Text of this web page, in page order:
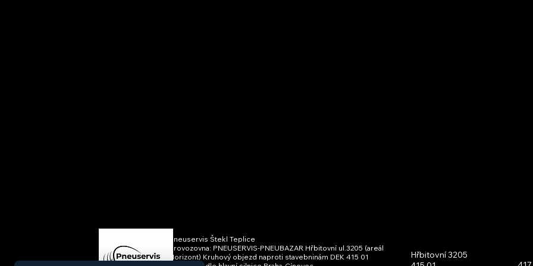
Pneuservis Štekl Teplice
Provozovna: PNEUSERVIS-PNEUBAZAR Hřbitovní­ ul.3205 (areál
Horizont) Kruhový objezd naproti stavebninám DEK 415 01
Hřbitovní 3205